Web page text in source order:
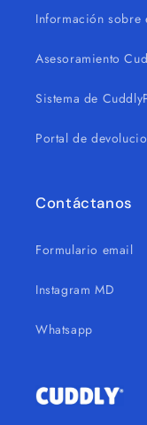
Información sobre
Asesoramiento
Sistema de
Portal de
Contáctanos
Formulario email
Instagram MD
Whatsapp